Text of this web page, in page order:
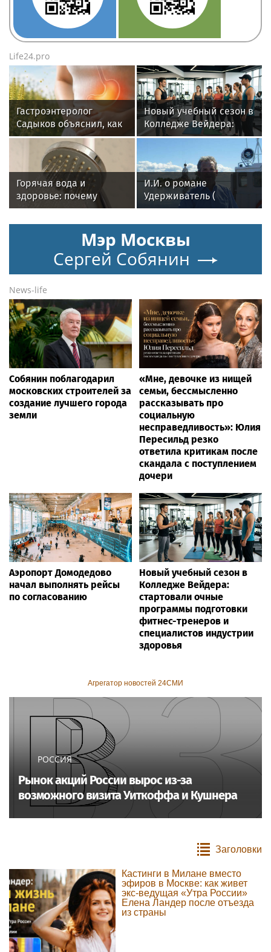
Life24.pro
Гастроэнтеролог
Садыков объяснил, как
амброзия может влиять
на ЖКТ
Новый учебный сезон в
Колледже Вейдера:
стартовали очные
программы подготовки
фитнес-тренеров и
специалистов
индустрии здоровья
Горячая вода и
здоровье: почему
важен исправный
И.И. о романе
Удерживатель (
Удерживающий сейчас
Андрея Малышева (
роман опубликован в
2016 г. )
Мэр Москвы
Сергей Собянин
News-life
Собянин поблагодарил
московских строителей за
создание лучшего города
земли
«Мне, девочке из нищей
семьи, бессмысленно
рассказывать про
социальную
несправедливость»: Юлия
Пересильд резко
ответила критикам после
скандала с поступлением
дочери
Аэропорт Домодедово
начал выполнять рейсы
по согласованию
Новый учебный сезон в
Колледже Вейдера:
стартовали очные
программы подготовки
фитнес-тренеров и
специалистов индустрии
здоровья
Агрегатор новостей 24СМИ
РОССИЯ
Рынок акций России вырос из-за
возможного визита Уиткоффа и Кушнера
Заголовки
Кастинги в Милане вместо
эфиров в Москве: как живет
экс-ведущая «Утра России»
Елена Ландер после отъезда
из страны